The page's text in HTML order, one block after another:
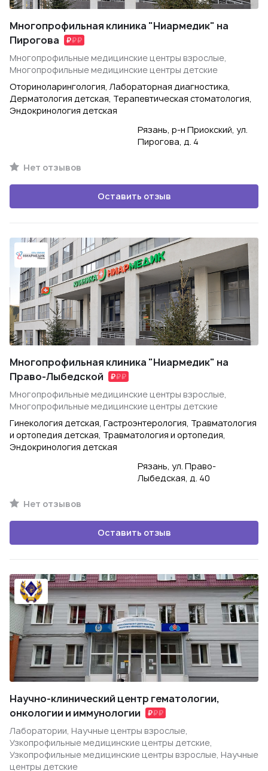
Многопрофильная клиника "Ниармедик" на
Пирогова
Многопрофильные медицинские центры взрослые,
Многопрофильные медицинские центры детские
Оториноларингология, Лабораторная диагностика,
Дерматология детская, Терапевтическая стоматология,
Эндокринология детская
Рязань, р-н Приокский, ул.
Пирогова, д. 4
Нет отзывов
Оставить отзыв
Многопрофильная клиника "Ниармедик" на
Право-Лыбедской
Многопрофильные медицинские центры взрослые,
Многопрофильные медицинские центры детские
Гинекология детская, Гастроэнтерология, Травматология
и ортопедия детская, Травматология и ортопедия,
Эндокринология детская
Рязань, ул. Право-
Лыбедская, д. 40
Нет отзывов
Оставить отзыв
Научно-клинический центр гематологии,
онкологии и иммунологии
Лаборатории, Научные центры взрослые,
Узкопрофильные медицинские центры детские,
Узкопрофильные медицинские центры взрослые, Научные
центры детские